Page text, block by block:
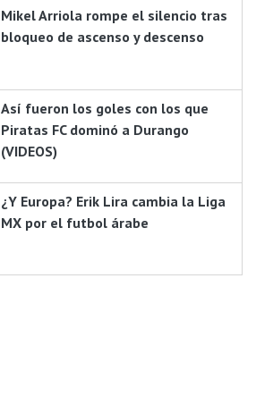
Mikel Arriola rompe el silencio tras
bloqueo de ascenso y descenso
Así fueron los goles con los que
Piratas FC dominó a Durango
(VIDEOS)
¿Y Europa? Erik Lira cambia la Liga
MX por el futbol árabe